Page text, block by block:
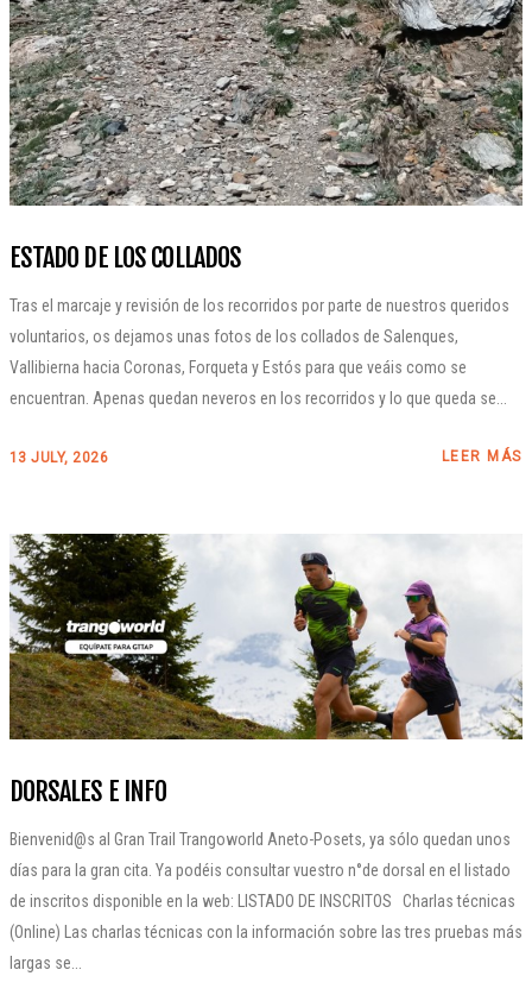
ESTADO DE LOS COLLADOS
Tras el marcaje y revisión de los recorridos por parte de nuestros queridos
voluntarios, os dejamos unas fotos de los collados de Salenques,
Vallibierna hacia Coronas, Forqueta y Estós para que veáis como se
encuentran. Apenas quedan neveros en los recorridos y lo que queda se...
13 JULY, 2026 LEER MÁS
DORSALES E INFO
Bienvenid@s al Gran Trail Trangoworld Aneto-Posets, ya sólo quedan unos
días para la gran cita. Ya podéis consultar vuestro n°de dorsal en el listado
de inscritos disponible en la web: LISTADO DE INSCRITOS Charlas técnicas
(Online) Las charlas técnicas con la información sobre las tres pruebas más
largas se...